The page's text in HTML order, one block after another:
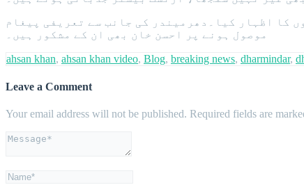
کا اظہار کیا۔دھرمیندر کی جانب سے تعریفی پیغام
موصول ہونے پر احسن خان بھی ان کے مشکور ہیں۔
ahsan khan, ahsan khan video, Blog, breaking news, dharmindar,
Leave a Comment
Your email address will not be published. Required fields are